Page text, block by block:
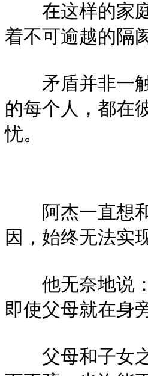
在这样的家庭
着不可逾越的隔
矛盾并非一触
的每个人，都在
忧。
阿杰一直想和
因，始终无法实
他无奈地说：
即使父母就在身
父母和子女之